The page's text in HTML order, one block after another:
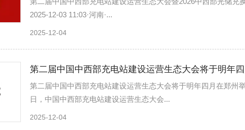
2025-12-03 11:03·河南·...
2025-12-04
第二届中国中西部充电站建设运营生态大会将于明年
第二届中国中西部充电站建设运营生态大会将于明年四月在郑州
日，中国中西部充电站建设运营生态大会...
2025-12-04